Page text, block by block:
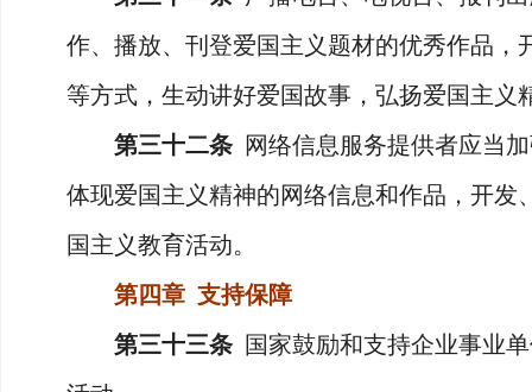
作、播放、刊登爱国主义题材的优秀作品
等方式，生动讲好爱国故事，弘扬爱国主义
第三十二条 网络信息服务提供者应当
体现爱国主义精神的网络信息和作品，开
国主义教育活动。
第四章 支持保障
第三十三条 国家鼓励和支持企业事业